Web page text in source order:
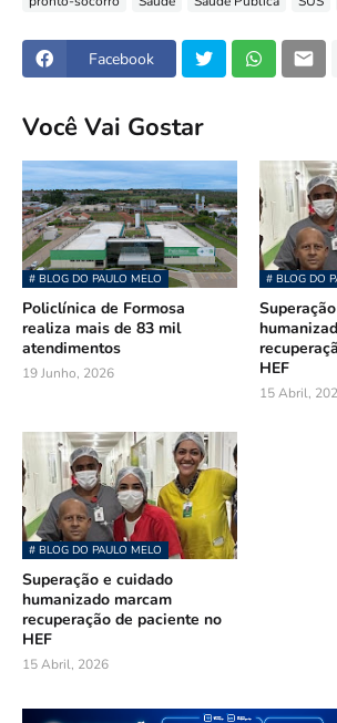
Facebook
Você Vai Gostar
# BLOG DO PAULO MELO
Policlínica de Formosa
realiza mais de 83 mil
atendimentos
19 Junho, 2026
# BLOG DO
HEF
15 Abril,
# BLOG DO PAULO MELO
Superação e cuidado
humanizado marcam
recuperação de paciente no
HEF
15 Abril, 2026